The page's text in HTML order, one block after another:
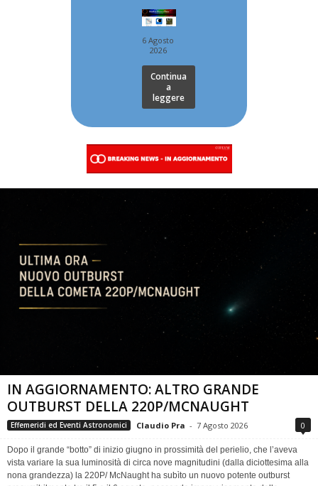
6 Agosto
2026
Continua
a
leggere
IN AGGIORNAMENTO: ALTRO GRANDE
OUTBURST DELLA 220P/MCNAUGHT
Effemeridi ed Eventi Astronomici Claudio Pra - 7 Agosto 2026 0
Dopo il grande “botto” di inizio giugno in prossimità del perielio, che l’aveva
vista variare la sua luminosità di circa nove magnitudini (dalla diciottesima alla
nona grandezza) la 220P/ McNaught ha subìto un nuovo potente outburst